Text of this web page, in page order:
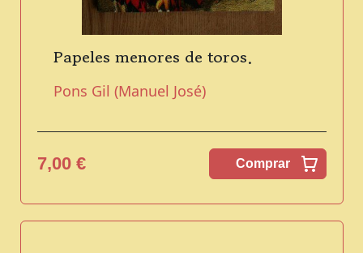
Papeles menores de toros.
Pons Gil (Manuel José)
7,00 € Comprar